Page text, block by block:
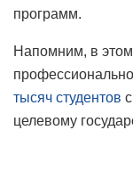
программ.
Напомним, в этом
тысяч студентов
целевому